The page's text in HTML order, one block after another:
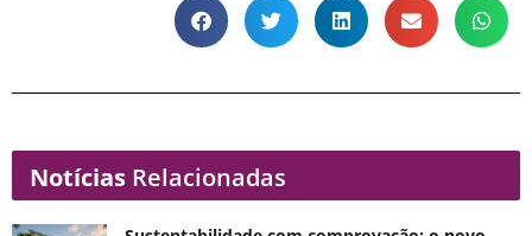
Notícias Relacionadas